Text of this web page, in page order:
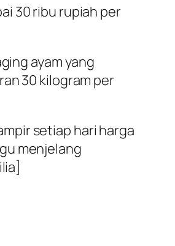
30 ribu rupiah per
ayam yang
30 kilogram per
setiap hari harga
menjelang